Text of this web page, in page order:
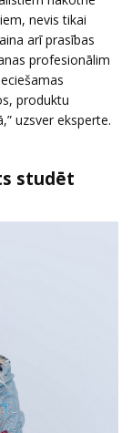
nevis tikai
arī prasības
profesionālim
produktu
uzsver eksperte.
studēt